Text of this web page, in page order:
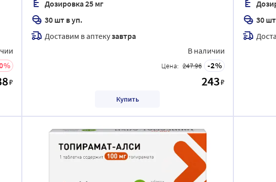
₽
Дозировка 25 мг
30 шт в уп.
Доставим в аптекузавтра
В наличии
Цена: 247.96 2
243₽
Купить
30